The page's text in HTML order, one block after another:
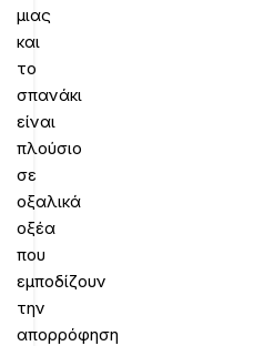
μιας
και
το
σπανάκι
είναι
πλούσιο
σε
οξαλικά
οξέα
που
εμποδίζουν
την
απορρόφηση